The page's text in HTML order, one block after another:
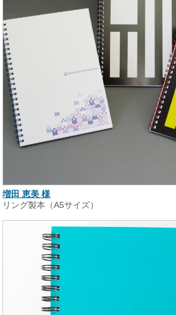
増田 恵美 様
リング製本（A5サイズ）